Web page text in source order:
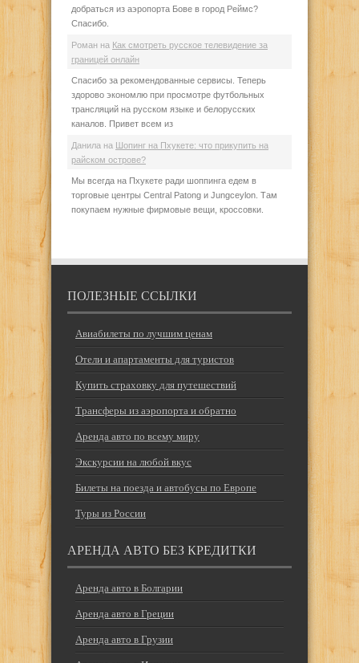
добраться из аэропорта Бове в город Реймс?
Спасибо.
Роман на Как смотреть русское телевидение за
границей онлайн
Спасибо за рекомендованные сервисы. Теперь
здорово экономлю при просмотре футбольных
трансляций на русском языке и белорусских
каналов. Привет всем из
Данила на Шопинг на Пхукете: что прикупить на
райском острове?
Мы всегда на Пхукете ради шоппинга едем в
торговые центры Central Patong и Jungceylon. Там
покупаем нужные фирмовые вещи, кроссовки.
ПОЛЕЗНЫЕ ССЫЛКИ
Авиабилеты по лучшим ценам
Отели и апартаменты для туристов
Купить страховку для путешествий
Трансферы из аэропорта и обратно
Аренда авто по всему миру
Экскурсии на любой вкус
Билеты на поезда и автобусы по Европе
Туры из России
АРЕНДА АВТО БЕЗ КРЕДИТКИ
Аренда авто в Болгарии
Аренда авто в Греции
Аренда авто в Грузии